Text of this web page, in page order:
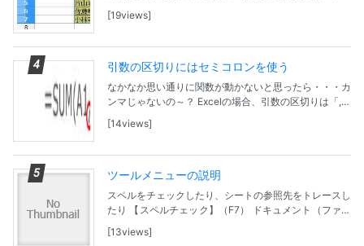
ック。 これで、印刷範囲を指定できます。 印刷...
19views
引数の区切りにはセミコロンを使う
なかなか思い通りに関数が動かないと思ったら・・・カ
ンマじゃないの～？ Excelの場合、引数の区切りは「,」
う。
14views
ツールメニューの説明
スペルをチェックしたり、シートの参照先をトレースし
たり 【スペルチェック】（F7） ドキュメント（ファイ
語】 サブメニューが表示され、言語依存のコマン...
13views